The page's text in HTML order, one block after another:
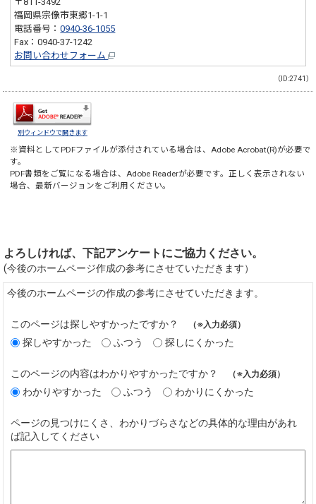
福岡県宗像市東郷1-1-1
電話番号：0940-36-1055
Fax：0940-37-1242
お問い合わせフォーム
（ID:2741）
別ウィンドウで開きます
※資料としてPDFファイルが添付されている場合は、Adobe Acrobat(R)が必要で
す。
PDF書類をご覧になる場合は、Adobe Readerが必要です。正しく表示されない
場合、最新バージョンをご利用ください。